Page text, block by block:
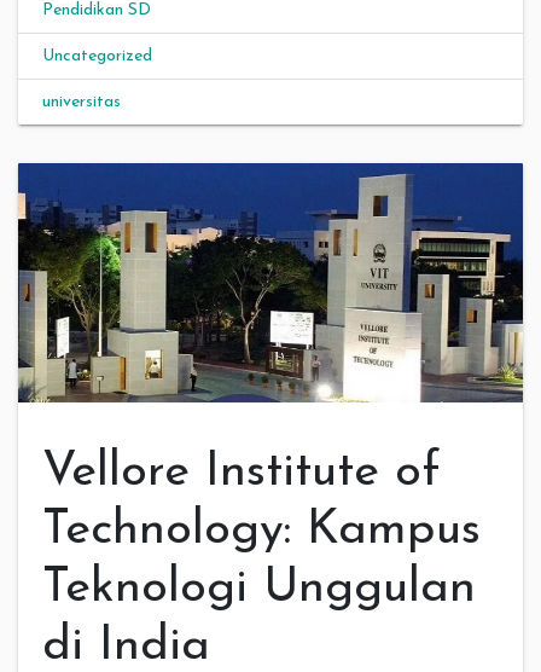
Pendidikan SD
Uncategorized
universitas
Vellore Institute of
Technology: Kampus
Teknologi Unggulan
di India